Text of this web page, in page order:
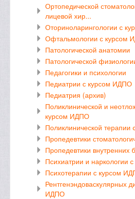
Ортопедической
лицевой хир...
Оториноларингологии с
Офтальмологии с курсом
Патологической анатомии
Патологической
Педагогики и психологии
Педиатрии с курсом ИДПО
Педиатрия (архив)
Поликлинической и
курсом ИДПО
Поликлинической
Пропедевтики
Пропедевтики внутренних
Психиатрии и наркологии
Психотерапии с курсом
Рентгенэндоваскулярных
ИДПО